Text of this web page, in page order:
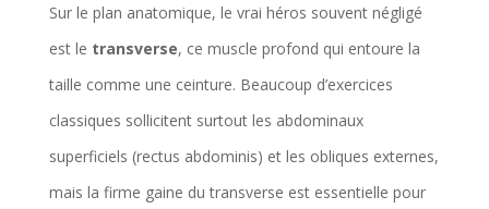
Sur le plan anatomique, le vrai héros souvent négligé
est le transverse, ce muscle profond qui entoure la
taille comme une ceinture. Beaucoup d’exercices
classiques sollicitent surtout les abdominaux
superficiels (rectus abdominis) et les obliques externes,
mais la firme gaine du transverse est essentielle pour